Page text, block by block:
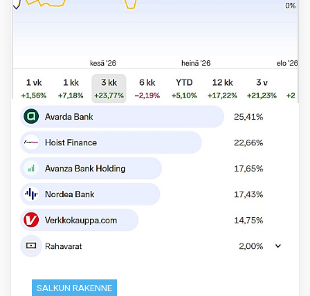
SALKUN RAKENNE